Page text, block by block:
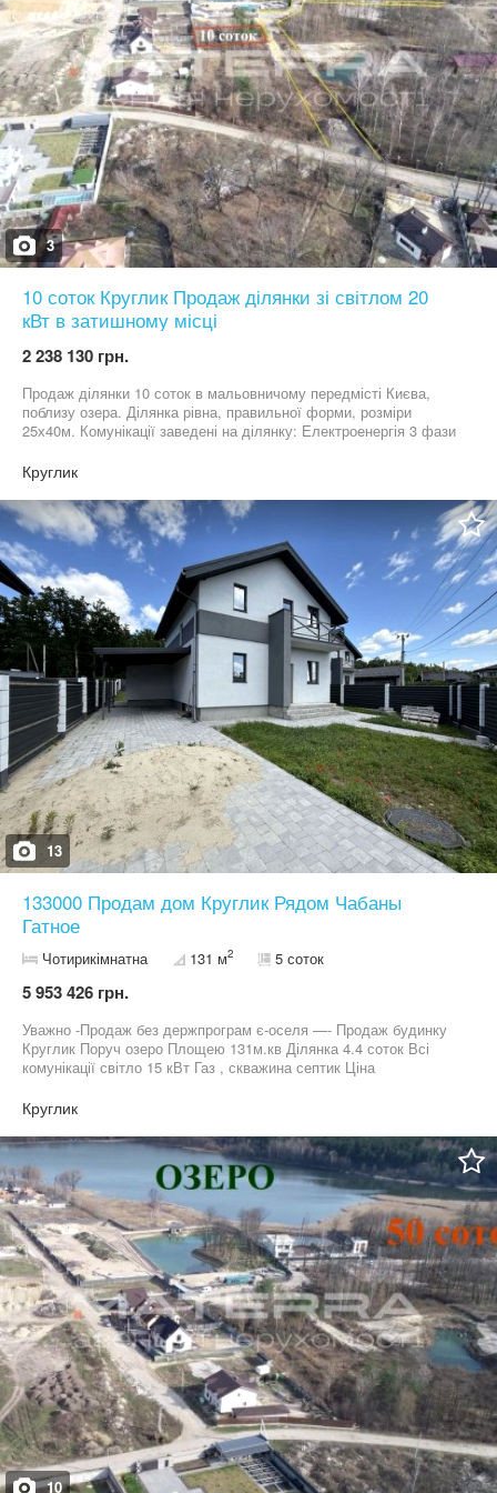
3
10 соток Круглик Продаж ділянки зі світлом 20
кВт в затишному місці
2 238 130 грн.
Продаж ділянки 10 соток в мальовничому передмісті Києва,
поблизу озера. Ділянка рівна, правильної форми, розміри
25х40м. Комунікації заведені на ділянку: Електроенергія 3 фази
поряд з ділянкою) Гарна під'їзна дорога до ділянки. Масив
оточує повноцінний хвойний ліс та каскад озер (супер риболовля
та пляж для купання). Поруч виключно сучасна забудова.
Сусіди проживають на постійній основі. В пішій доступності (200
метрів) магазин та спорт клуб для дітей, манеж для прогулянок
на конях. Зручне місцерозташування для заміського будинку:
Одеська траса - 3 км м. Київ (метро Теремки) - 10 км Запрошую
на перегляд! Круглик Віта-Поштова Гатне Чабани
Круглик
13
133000 Продам дом Круглик Рядом Чабаны
Гатное
Чотирикімнатна 131 м2 5 соток
5 953 426 грн.
Уважно -Продаж без держпрограм є-оселя —- Продаж будинку
Круглик Поруч озеро Площею 131м.кв Ділянка 4.4 соток Всі
комунікації світло 15 кВт Газ , скважина септик Ціна
Круглик
10